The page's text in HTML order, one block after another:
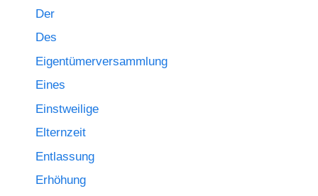
Der
Des
Eigentümerversammlung
Eines
Einstweilige
Elternzeit
Entlassung
Erhöhung